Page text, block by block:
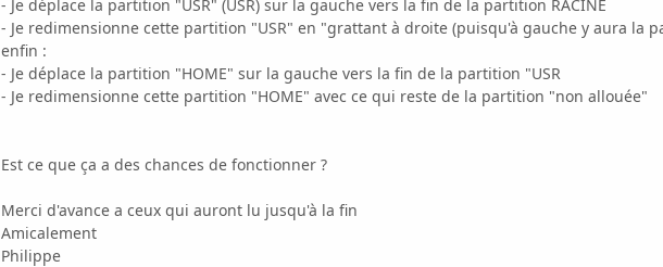
- Je déplace la partition "USR" (USR) sur la gauche vers la fin de la partition RACINE
- Je redimensionne cette partition "USR" en "grattant à droite (puisqu'à gauche y aura la
enfin :
- Je déplace la partition "HOME" sur la gauche vers la fin de la partition "USR
- Je redimensionne cette partition "HOME" avec ce qui reste de la partition "non allouée"
Est ce que ça a des chances de fonctionner ?
Merci d'avance a ceux qui auront lu jusqu'à la fin
Amicalement
Philippe